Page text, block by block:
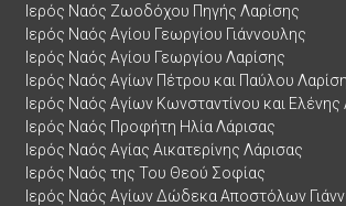
Ιερός Ναός Ζωοδόχου Πηγής Λαρίσης
Ιερός Ναός Αγίου Γεωργίου Γιάννουλης
Ιερός Ναός Αγίου Γεωργίου Λαρίσης
Ιερός Ναός Αγίων Πέτρου και Παύλου
Ιερός Ναός Αγίων Κωνσταντίνου και Ελένης
Ιερός Ναός Προφήτη Ηλία Λάρισας
Ιερός Ναός Αγίας Αικατερίνης Λάρισας
Ιερός Ναός της Του Θεού Σοφίας
Ιερός Ναός Αγίων Δώδεκα Αποστόλων